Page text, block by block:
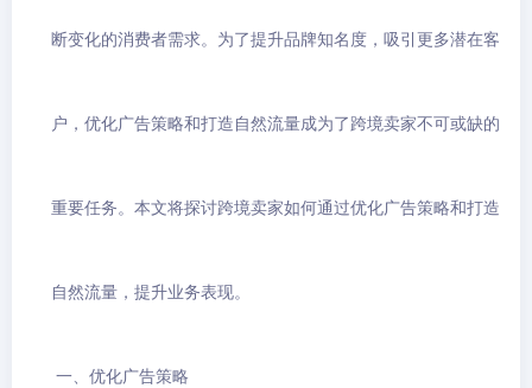
断变化的消费者需求。为了提升品牌知名度，吸引更多潜在客
户，优化广告策略和打造自然流量成为了跨境卖家不可或缺的
重要任务。本文将探讨跨境卖家如何通过优化广告策略和打造
自然流量，提升业务表现。
一、优化广告策略